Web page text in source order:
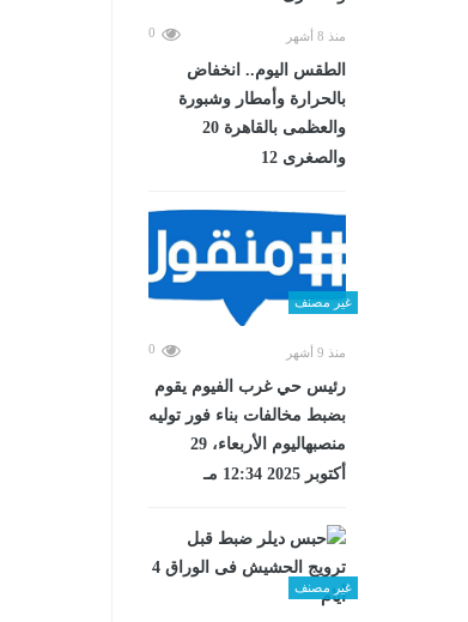
منذ 8 أشهر 0
الطقس اليوم.. انخفاض
بالحرارة وأمطار وشبورة
والعظمى بالقاهرة 20
والصغرى 12
غير مصنف
منذ 9 أشهر 0
رئيس حي غرب الفيوم يقوم
بضبط مخالفات بناء فور توليه
منصبهاليوم الأربعاء، 29
أكتوبر 2025 12:34 مـ
غير مصنف